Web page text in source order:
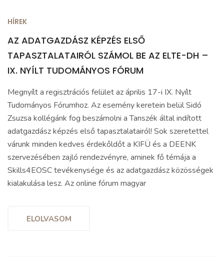
HÍREK
AZ ADATGAZDÁSZ KÉPZÉS ELSŐ
TAPASZTALATAIRÓL SZÁMOL BE AZ ELTE-DH –
IX. NYÍLT TUDOMÁNYOS FÓRUM
Megnyílt a regisztrációs felület az április 17-i IX. Nyílt
Tudományos Fórumhoz. Az esemény keretein belül Sidó
Zsuzsa kollégánk fog beszámolni a Tanszék által indított
adatgazdász képzés első tapasztalatairól! Sok szeretettel
várunk minden kedves érdekőldőt a KIFÜ és a DEENK
szervezésében zajló rendezvényre, aminek fő témája a
Skills4EOSC tevékenysége és az adatgazdász közösségek
kialakulása lesz. Az online fórum magyar
ELOLVASOM